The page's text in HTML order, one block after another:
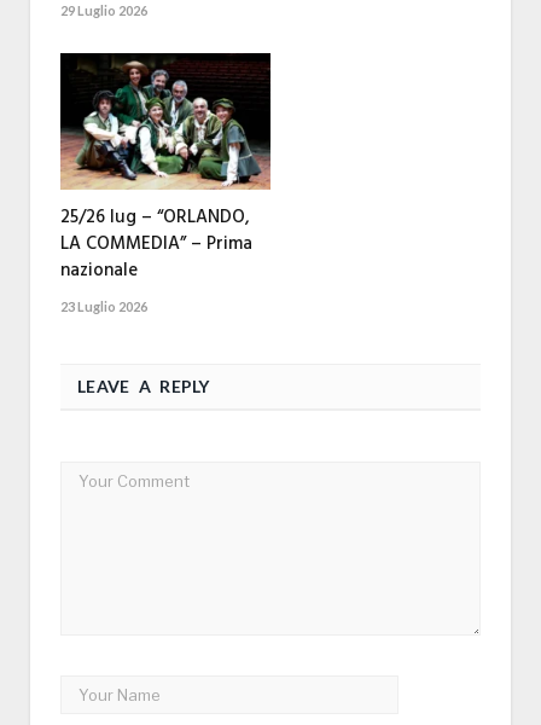
29 Luglio 2026
25/26 lug – “ORLANDO,
LA COMMEDIA” – Prima
nazionale
23 Luglio 2026
LEAVE A REPLY